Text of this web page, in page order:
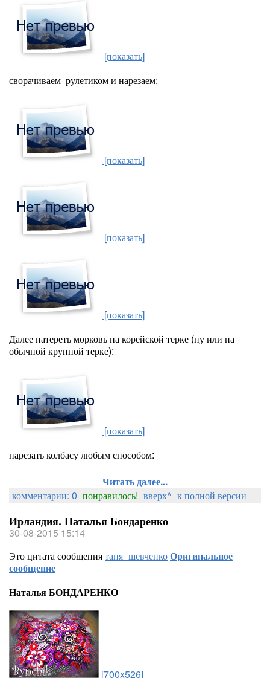
[показать]
сворачиваем рулетиком и нарезаем:
[показать]
[показать]
[показать]
Далее натереть морковь на корейской терке (ну или на
обычной крупной терке):
[показать]
нарезать колбасу любым способом:
Читать далее...
комментарии: 0 понравилось! вверх^ к полной версии
Ирландия. Наталья Бондаренко
30-08-2015 15:14
Это цитата сообщениятаня_шевченкоОригинальное
сообщение
Наталья БОНДАРЕНКО
[700x526]